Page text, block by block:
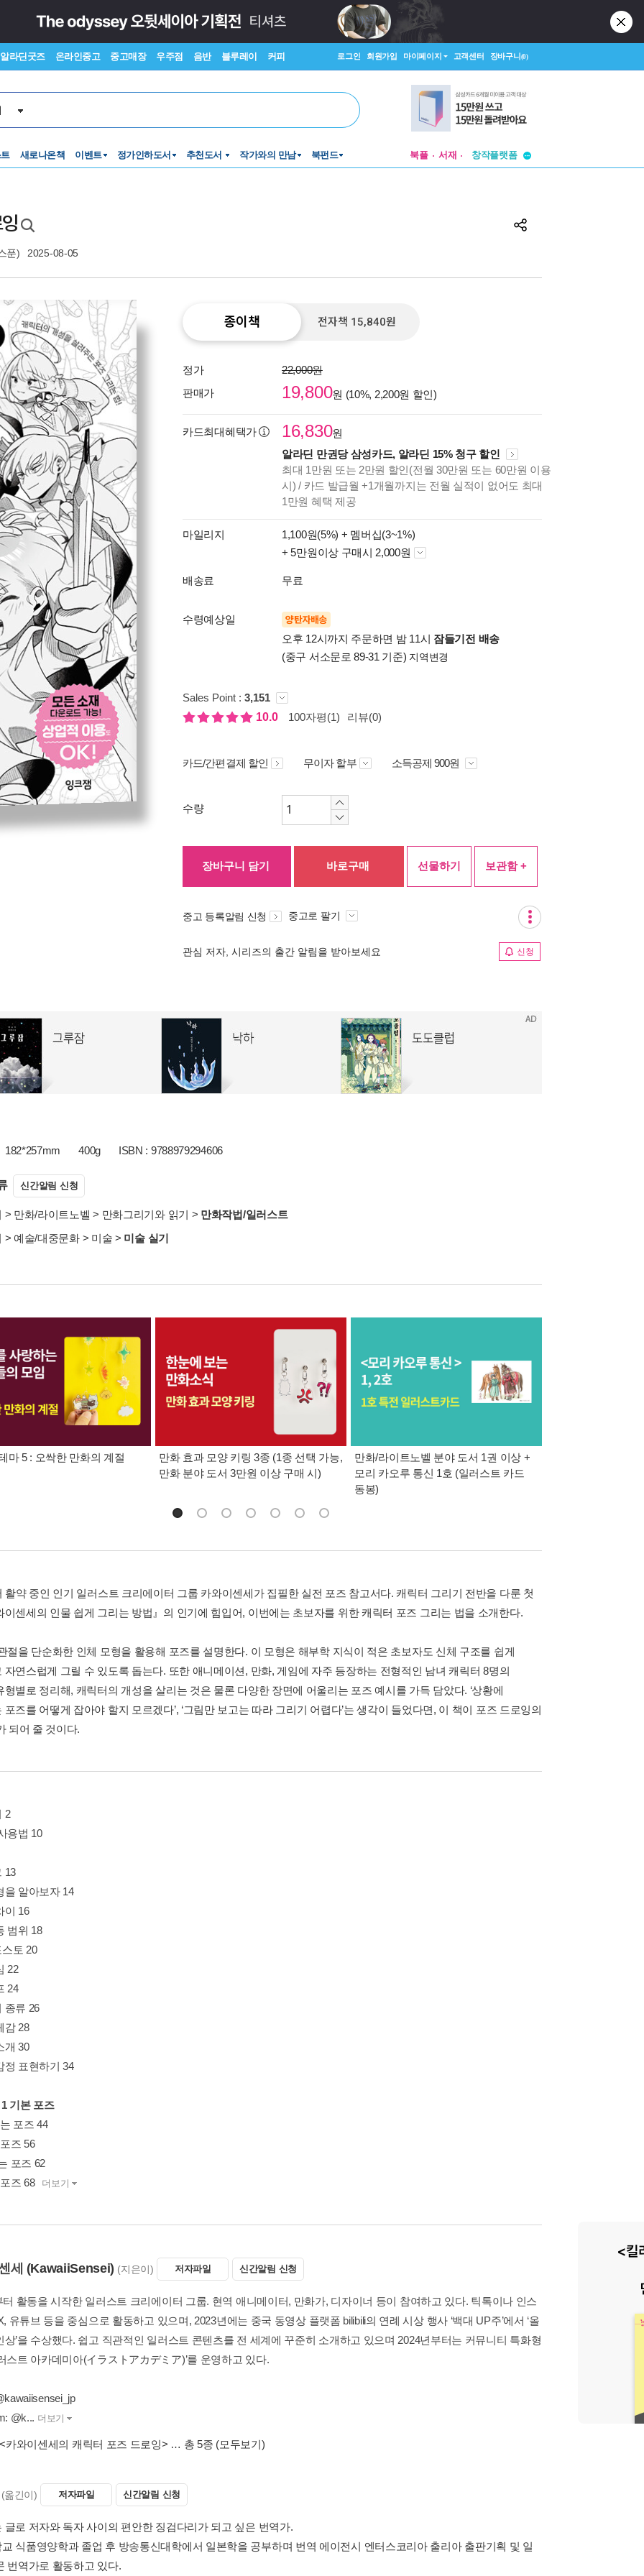
알라딘굿즈 온라인중고 중고매장 우주점 음반 블루레이 커피 로그인 회원가입 마이페이지 고객센터 장바구니(0)
새로나온책 이벤트 정가인하도서 추천도서 작가와의 만남 북펀드 북플 서재
창작플랫폼
푼) 2025-08-05
종이책 전자책 15,840원
정가
22,000원
판매가
19,800원 (10%, 2,200원 할인)
카드최대혜택가 16,830원
알라딘 만권당 삼성카드, 알라딘 15% 청구 할인
최대 1만원 또는 2만원 할인(전월 30만원 또는 60만원 이용
시) / 카드 발급월 +1개월까지는 전월 실적이 없어도 최대
1만원 혜택 제공
마일리지 1,100원(5%) + 멤버십(3~1%)
+ 5만원이상 구매시 2,000원
배송료 무료
수령예상일 양탄자배송
오후 12시까지 주문하면 밤 11시 잠들기전 배송
(중구 서소문로 89-31 기준) 지역변경
Sales Point : 3,151
10.0
100자평(1) 리뷰(0)
카드/간편결제 할인 무이자 할부 소득공제 900원
수량
장바구니 담기 바로구매 선물하기 보관함 +
중고 등록알림 신청 중고로 팔기
관심 저자, 시리즈의 출간 알림을 받아보세요 신청
182*257mm 400g ISBN : 9788979294606
신간알림 신청
> 만화/라이트노벨 > 만화그리기와 읽기 > 만화작법/일러스트
> 예술/대중문화> 미술 > 미술 실기
마 5 : 오싹한 만화의 계절
만화 효과 모양 키링 3종 (1종 선택 가능,
만화 분야 도서 3만원 이상 구매 시)
만화/라이트노벨 분야 도서 1권 이상 +
모리 카오루 통신 1호 (일러스트 카드
동봉)
활약 중인 인기 일러스트 크리에이터 그룹 카와이센세가 집필한 실전 포즈 참고서다. 캐릭터 그리기 전반을 다룬 첫
이센세의 인물 쉽게 그리는 방법』의 인기에 힘입어, 이번에는 초보자를 위한 캐릭터 포즈 그리는 법을 소개한다.
절을 단순화한 인체 모형을 활용해 포즈를 설명한다. 이 모형은 해부학 지식이 적은 초보자도 신체 구조를 쉽게
자연스럽게 그릴 수 있도록 돕는다. 또한 애니메이션, 만화, 게임에 자주 등장하는 전형적인 남녀 캐릭터 8명의
형별로 정리해, 캐릭터의 개성을 살리는 것은 물론 다양한 장면에 어울리는 포즈 예시를 가득 담았다. ‘상황에
포즈를 어떻게 잡아야 할지 모르겠다’, ‘그림만 보고는 따라 그리기 어렵다’는 생각이 들었다면, 이 책이 포즈 드로잉의
되어 줄 것이다.
2
용법 10
13
을 알아보자 14
이 16
범위 18
토 20
22
24
종류 26
감 28
개 30
정 표현하기 34
기본 포즈
포즈 44
즈 56
포즈 62
즈 68
더보기
세 (KawaiiSensei) (지은이) 저자파일 신간알림 신청
터 활동을 시작한 일러스트 크리에이터 그룹. 현역 애니메이터, 만화가, 디자이너 등이 참여하고 있다. 틱톡이나 인스
유튜브 등을 중심으로 활동하고 있으며, 2023년에는 중국 동영상 플랫폼 bilibili의 연례 시상 행사 ‘백대 UP주’에서 ‘올
상’을 수상했다. 쉽고 직관적인 일러스트 콘텐츠를 전 세계에 꾸준히 소개하고 있으며 2024년부터는 커뮤니티 특화형
스트 아카데미아(イラストアカデミア)’를 운영하고 있다.
@k... 더보기
<카와이센세의 캐릭터 포즈 드로잉> … 총 5종 (모두보기)
(옮긴이) 저자파일 신간알림 신청
글로 저자와 독자 사이의 편안한 징검다리가 되고 싶은 번역가.
식품영양학과 졸업 후 방송통신대학에서 일본학을 공부하며 번역 에이전시 엔터스코리아 출리아 출판기획 및 일
번역가로 활동하고 있다.